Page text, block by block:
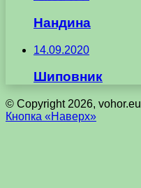
Нандина
14.09.2020
Шиповник
© Copyright 2026, vohor.eu
Кнопка «Наверх»